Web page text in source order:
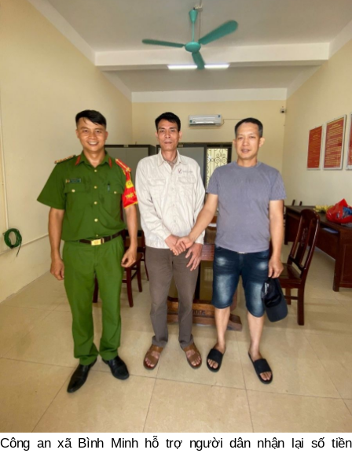
Công an xã Bình Minh hỗ trợ người dân nhận lại số tiền